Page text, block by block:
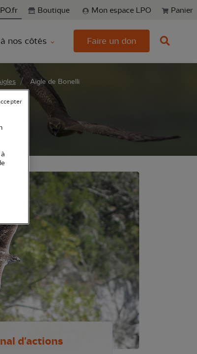
Boutique Mon espace LPO Panier
nos côtés Faire un don
Aigle de Bonelli
d'actions